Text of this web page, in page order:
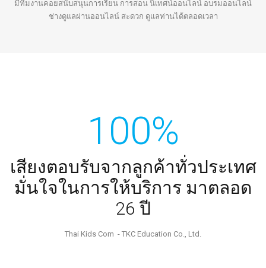
มีทีมงานคอยสนับสนุนการเรียน การสอน นิเทศน์ออนไลน์ อบรมออนไลน์
ช่างดูแลผ่านออนไลน์ สะดวก ดูแลท่านได้ตลอดเวลา
100%
เสียงตอบรับจากลูกค้าทั่วประเทศ
มั่นใจในการให้บริการ มาตลอด
26 ปี
Thai Kids Com - TKC Education Co., Ltd.